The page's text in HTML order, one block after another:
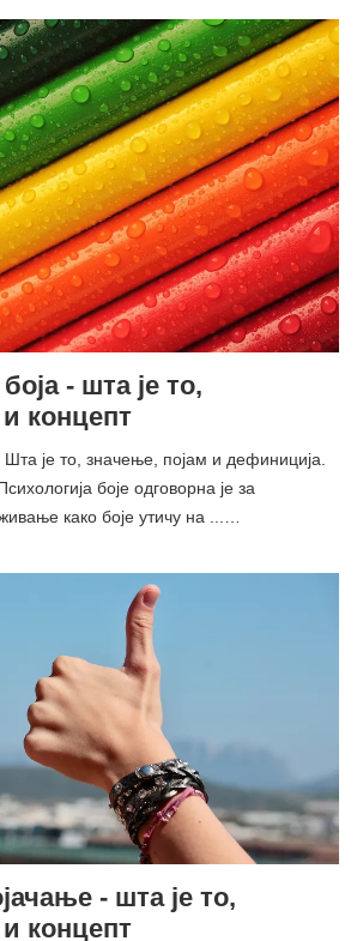
- шта је то,
концепт
Шта је то, значење, појам и дефиниција.
боје одговорна је за
како боје утичу на ...…
- шта је то,
концепт